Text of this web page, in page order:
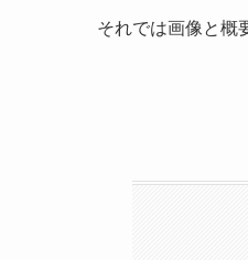
それでは画像と概